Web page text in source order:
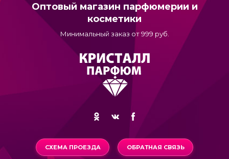
Оптовый магазин парфюмерии и
косметики
Минимальный заказ от 999 руб.
СХЕМА ПРОЕЗДА ОБРАТНАЯ СВЯЗЬ